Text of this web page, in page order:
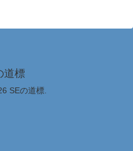
道標
SEの道標.